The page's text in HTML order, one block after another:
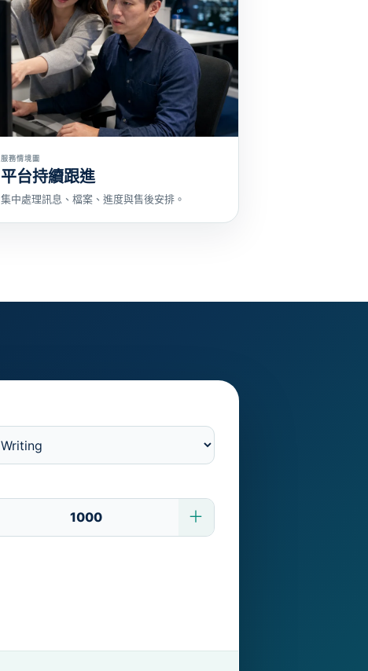
服務情境圖
平台持續跟進
集中處理訊息、檔案、進度與售後安排。
＋